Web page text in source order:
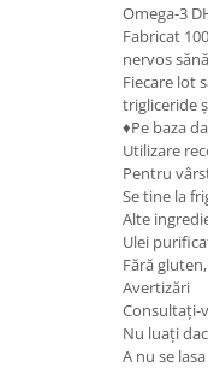
Omega-3
Fabricat
nervos
Fiecare lot
trigliceride
♦Pe baza
Utilizare
Pentru
Se tine la
Alte
Ulei
Fără
Avertizări
Consultați-
Nu luați
A nu se